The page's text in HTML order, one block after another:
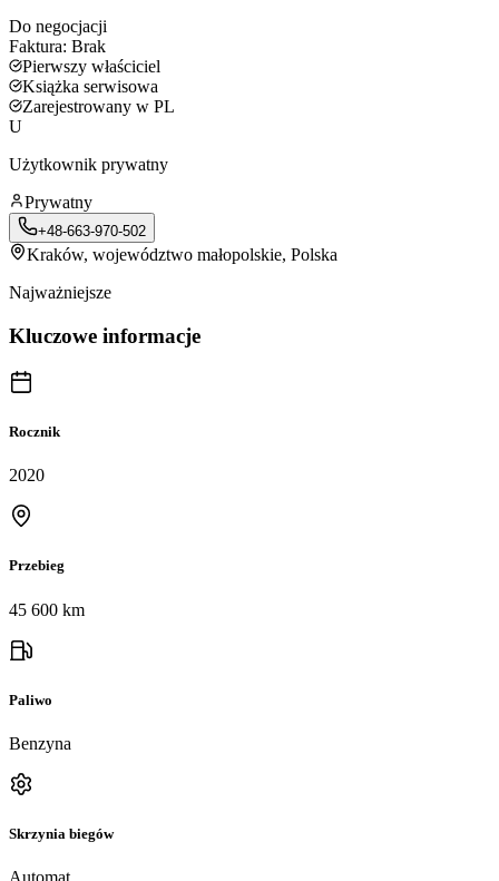
Do negocjacji
Faktura: Brak
Pierwszy właściciel
Książka serwisowa
Zarejestrowany w PL
U
Użytkownik prywatny
Prywatny
+48-663-970-502
Kraków, województwo małopolskie, Polska
Najważniejsze
Kluczowe informacje
Rocznik
2020
Przebieg
45 600 km
Paliwo
Benzyna
Skrzynia biegów